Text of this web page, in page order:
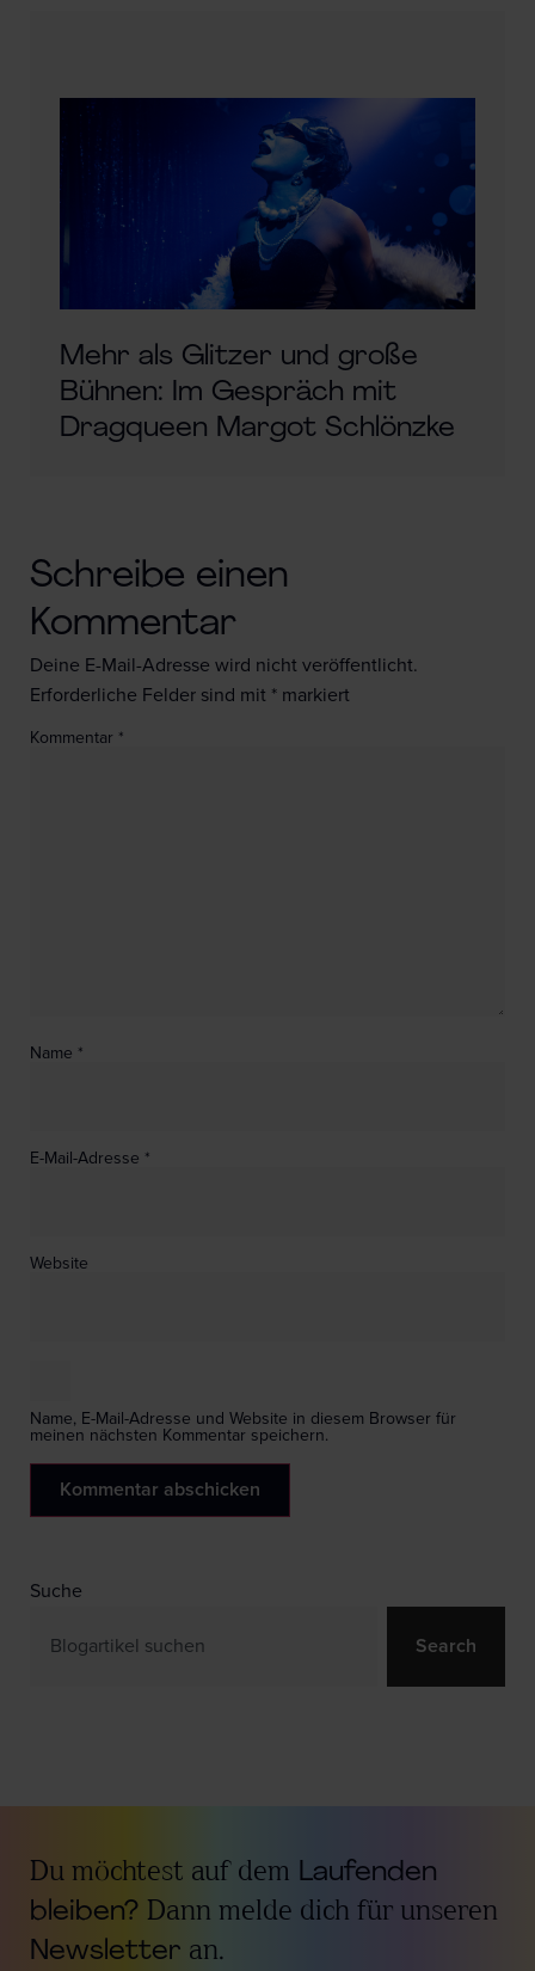
Mehr als Glitzer und große
Bühnen: Im Gespräch mit
Dragqueen Margot Schlönzke
Schreibe einen
Kommentar
Deine E-Mail-Adresse wird nicht veröffentlicht.
Erforderliche Felder sind mit * markiert
Kommentar *
Name *
E-Mail-Adresse *
Website
Name, E-Mail-Adresse und Website in diesem Browser für
meinen nächsten Kommentar speichern.
Suche
Search
Du möchtest auf dem Laufenden
bleiben? Dann melde dich für unseren
Newsletter an.